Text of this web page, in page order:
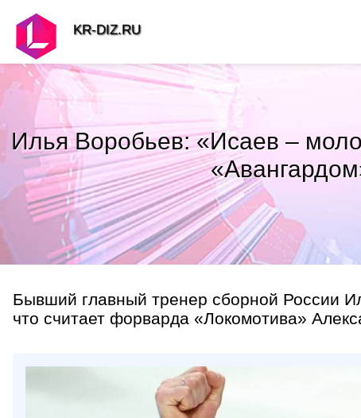
Илья Воробьев: «Исаев –
Бывший главный тренер сборной России
что считает форварда «Локомотива»
KR-DIZ.RU